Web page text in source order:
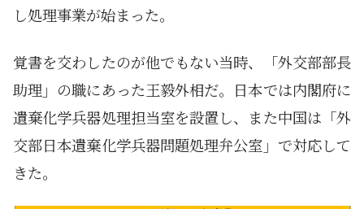
し処理事業が始まった。
覚書を交わしたのが他でもない当時、「外交部部長
助理」の職にあった王毅外相だ。日本では内閣府に
遺棄化学兵器処理担当室を設置し、また中国は「外
交部日本遺棄化学兵器問題処理弁公室」で対応して
きた。